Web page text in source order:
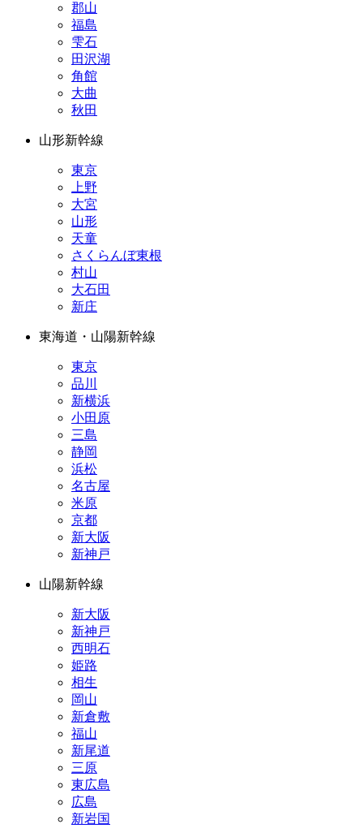
郡山
福島
雫石
田沢湖
角館
大曲
秋田
山形新幹線
東京
上野
大宮
山形
天童
さくらんぼ東根
村山
大石田
新庄
東海道・山陽新幹線
東京
品川
新横浜
小田原
三島
静岡
浜松
名古屋
米原
京都
新大阪
新神戸
山陽新幹線
新大阪
新神戸
西明石
姫路
相生
岡山
新倉敷
福山
新尾道
三原
東広島
広島
新岩国